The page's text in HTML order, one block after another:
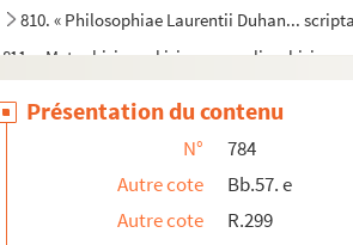
810. « Philosophiae Laurentii Duhan...
811. « Metaphisica, phisica generalis, phisica
Présentation du contenu
N°
784
Autre cote
Bb.57. e
Autre cote
R.299